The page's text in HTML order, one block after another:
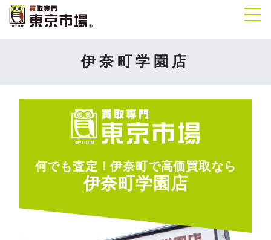
伊奈町学園店
何でも査定！伊奈町で高価買取なら
伊奈町学園店